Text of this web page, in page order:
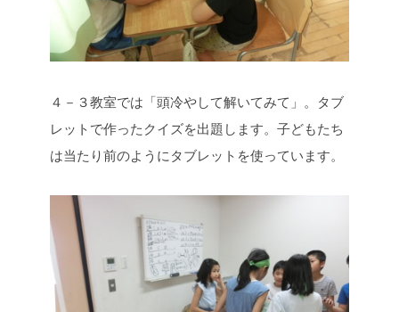
４－３教室では「頭冷やして解いてみて」。タブ
レットで作ったクイズを出題します。子どもたち
は当たり前のようにタブレットを使っています。